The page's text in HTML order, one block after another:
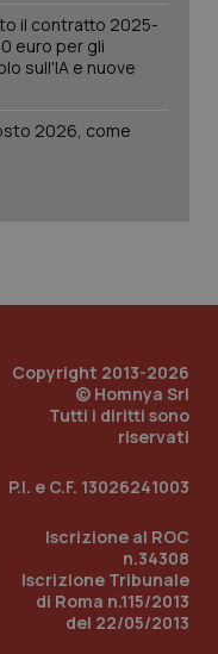
il contratto 2025-
euro per gli
sull'IA e nuove
2026, come
Copyright 2013-2026
© Homnya Srl
Tutti i diritti sono
riservati
P.I. e C.F. 13026241003
Iscrizione al ROC
n.34308
Iscrizione Tribunale
di Roma n.115/2013
del 22/05/2013
PHP.net
www.quotidianosanita.it